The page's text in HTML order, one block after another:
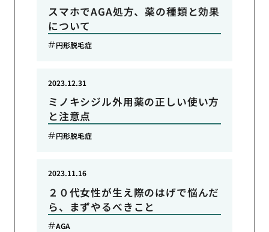
スマホでAGA処方、薬の種類と効果
について
円形脱毛症
ミノキシジル外用薬の正しい使い方
と注意点
2023.12.31
円形脱毛症
２０代女性が生え際のはげで悩んだ
ら、まずやるべきこと
2023.11.16
AGA